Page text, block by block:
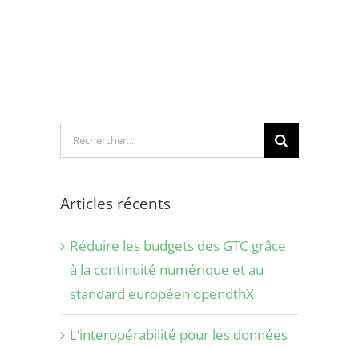
Rechercher:
Articles récents
Réduire les budgets des GTC grâce
à la continuité numérique et au
standard européen opendthX
L’interopérabilité pour les données